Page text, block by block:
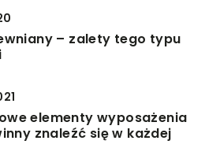
– zalety tego typu
elementy wyposażenia
znaleźć się w każdej